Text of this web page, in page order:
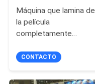
Máquina que lamina de
la película
completamente
programable
CONTACTO